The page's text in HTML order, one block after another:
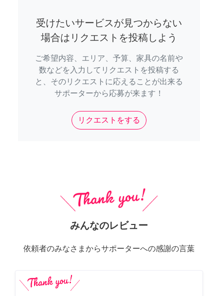
受けたいサービスが見つからない
場合はリクエストを投稿しよう
ご希望内容、エリア、予算、家具の名前や
数などを入力してリクエストを投稿する
と、そのリクエストに応えることが出来る
サポーターから応募が来ます！
リクエストをする
みんなのレビュー
依頼者のみなさまからサポーターへの感謝の言葉